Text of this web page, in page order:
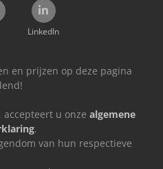
LinkedIn
en prijzen op deze pagina
u onze algemene
.
van hun respectieve